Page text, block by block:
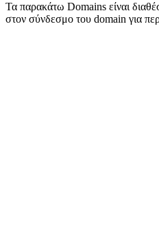
Τα παρακάτω Domains είναι
στον σύνδεσμο του domain για